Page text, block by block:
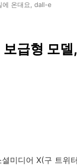
에 온대요, dall-e
급형 모
미디어 X(구 트위